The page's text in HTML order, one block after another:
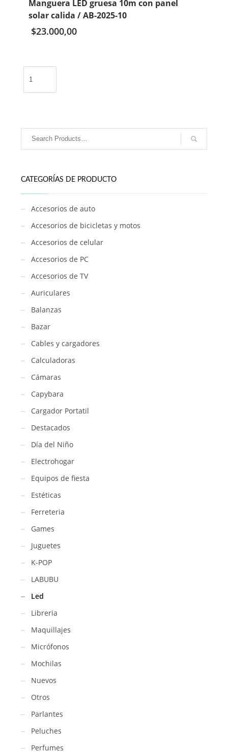
Manguera LED gruesa 10m con panel
solar calida / AB-2025-10
$23.000,00
gruesa
panel
calida
2025-
cantidad
CATEGORÍAS DE PRODUCTO
Accesorios de auto
Accesorios de bicicletas y motos
Accesorios de celular
Accesorios de PC
Accesorios de TV
Auriculares
Balanzas
Bazar
Cables y cargadores
Calculadoras
Cámaras
Capybara
Cargador Portatil
Destacados
Día del Niño
Electrohogar
Equipos de fiesta
Estéticas
Ferreteria
Games
Juguetes
K-POP
LABUBU
Led
Libreria
Maquillajes
Micrófonos
Mochilas
Nuevos
Otros
Parlantes
Peluches
Perfumes